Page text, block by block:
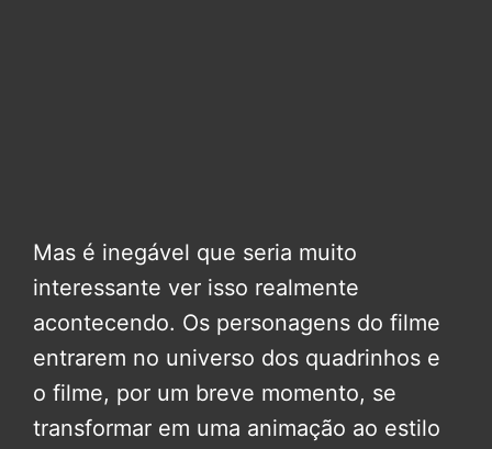
Mas é inegável que seria muito
interessante ver isso realmente
acontecendo. Os personagens do filme
entrarem no universo dos quadrinhos e
o filme, por um breve momento, se
transformar em uma animação ao estilo